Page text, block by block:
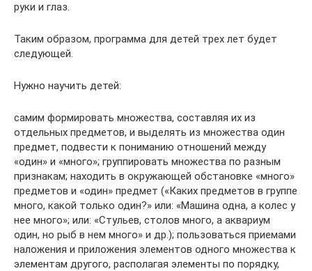
руки и глаз.
Таким образом, программа для детей трех лет будет
сле­дующей.
Нужно научить детей:
самим формировать множества, составляя их из
отдельных предметов, и выделять из множества один
предмет, подвести к пониманию отношений между
«один» и «много»; группировать множества по разным
признакам; находить в окружающей обстановке «много»
предметов и «один» предмет («Каких предметов в группе
много, какой толь­ко один?» или: «Машина одна, а колес у
нее много»; или: «Сту­льев, столов много, а аквариум
один, но рыб в нем много» и др.); пользоваться приемами
наложения и приложения элементов одного множества к
элементам другого, располагая элементы по порядку,